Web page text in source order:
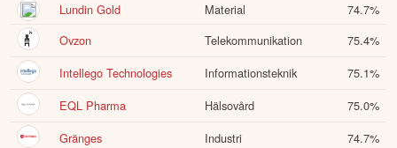
Lundin Gold
Material 74.7%
Ovzon
Telekommunikation 75.4%
Intellego Technologies
Informationsteknik 75.1%
EQL Pharma
Hälsovård 75.0%
Gränges
Industri 74.7%